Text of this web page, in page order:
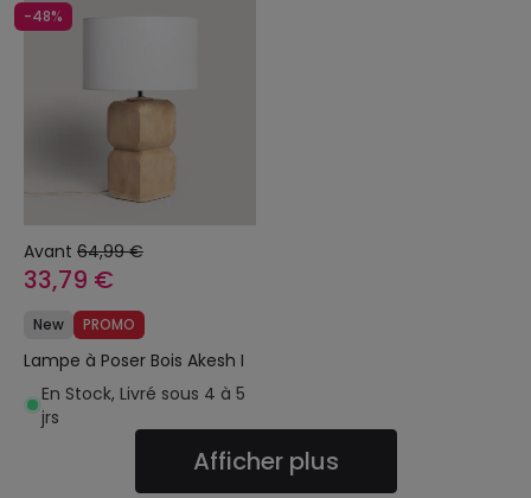
-48%
Avant 64,99 €
33,79 €
New PROMO
Lampe à Poser Bois Akesh I
En Stock, Livré sous 4 à 5
jrs
Afficher plus